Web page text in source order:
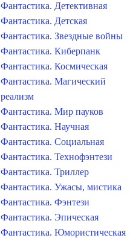
Фантастика. Детективная
Фантастика. Детская
Фантастика. Звездные войны
Фантастика. Киберпанк
Фантастика. Космическая
Фантастика. Магический
реализм
Фантастика. Мир пауков
Фантастика. Научная
Фантастика. Социальная
Фантастика. Технофэнтези
Фантастика. Триллер
Фантастика. Ужасы, мистика
Фантастика. Фэнтези
Фантастика. Эпическая
Фантастика. Юмористическая